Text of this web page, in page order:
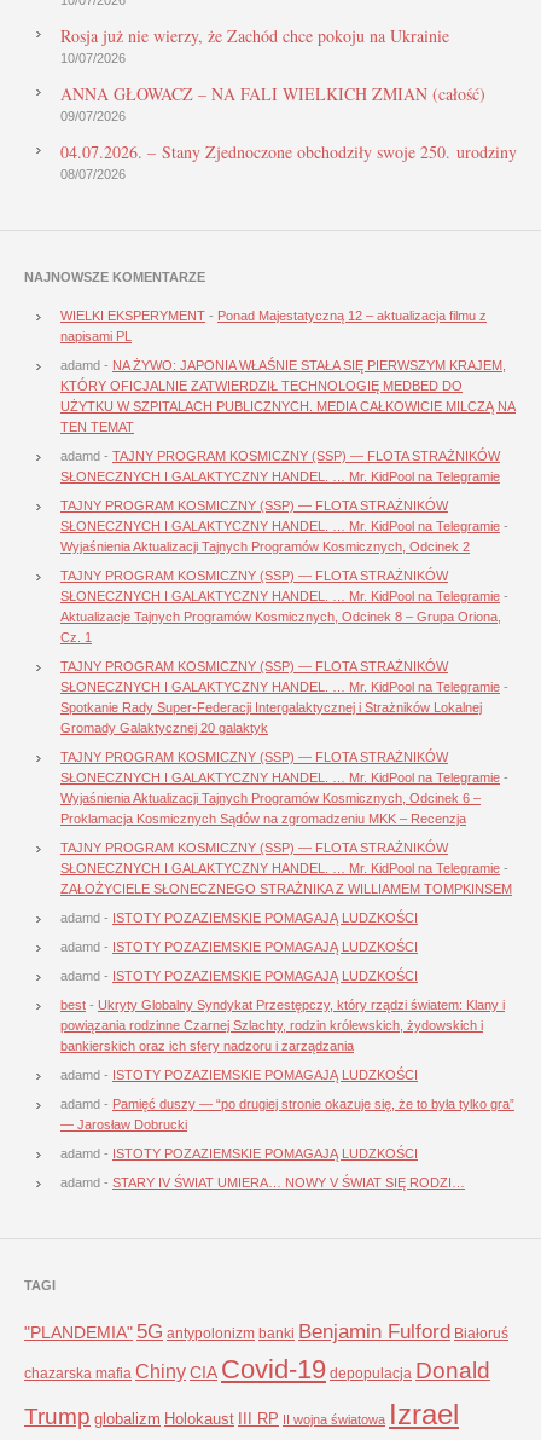
Rosja już nie wierzy, że Zachód chce pokoju na Ukrainie
10/07/2026
ANNA GŁOWACZ – NA FALI WIELKICH ZMIAN (całość)
09/07/2026
04.07.2026. – Stany Zjednoczone obchodziły swoje 250. urodziny
08/07/2026
NAJNOWSZE KOMENTARZE
WIELKI EKSPERYMENT - Ponad Majestatyczną 12 – aktualizacja filmu z
napisami PL
adamd - NA ŻYWO: JAPONIA WŁAŚNIE STAŁA SIĘ PIERWSZYM KRAJEM,
KTÓRY OFICJALNIE ZATWIERDZIŁ TECHNOLOGIĘ MEDBED DO
UŻYTKU W SZPITALACH PUBLICZNYCH. MEDIA CAŁKOWICIE MILCZĄ NA
TEN TEMAT
adamd - TAJNY PROGRAM KOSMICZNY (SSP) — FLOTA STRAŻNIKÓW
SŁONECZNYCH I GALAKTYCZNY HANDEL. … Mr. KidPool na Telegramie
TAJNY PROGRAM KOSMICZNY (SSP) — FLOTA STRAŻNIKÓW
SŁONECZNYCH I GALAKTYCZNY HANDEL. … Mr. KidPool na Telegramie -
Wyjaśnienia Aktualizacji Tajnych Programów Kosmicznych, Odcinek 2
TAJNY PROGRAM KOSMICZNY (SSP) — FLOTA STRAŻNIKÓW
SŁONECZNYCH I GALAKTYCZNY HANDEL. … Mr. KidPool na Telegramie -
Aktualizacje Tajnych Programów Kosmicznych, Odcinek 8 – Grupa Oriona,
Cz. 1
TAJNY PROGRAM KOSMICZNY (SSP) — FLOTA STRAŻNIKÓW
SŁONECZNYCH I GALAKTYCZNY HANDEL. … Mr. KidPool na Telegramie -
Spotkanie Rady Super-Federacji Intergalaktycznej i Strażników Lokalnej
Gromady Galaktycznej 20 galaktyk
TAJNY PROGRAM KOSMICZNY (SSP) — FLOTA STRAŻNIKÓW
SŁONECZNYCH I GALAKTYCZNY HANDEL. … Mr. KidPool na Telegramie -
Wyjaśnienia Aktualizacji Tajnych Programów Kosmicznych, Odcinek 6 –
Proklamacja Kosmicznych Sądów na zgromadzeniu MKK – Recenzja
TAJNY PROGRAM KOSMICZNY (SSP) — FLOTA STRAŻNIKÓW
SŁONECZNYCH I GALAKTYCZNY HANDEL. … Mr. KidPool na Telegramie -
ZAŁOŻYCIELE SŁONECZNEGO STRAŻNIKA Z WILLIAMEM TOMPKINSEM
adamd - ISTOTY POZAZIEMSKIE POMAGAJĄ LUDZKOŚCI
adamd - ISTOTY POZAZIEMSKIE POMAGAJĄ LUDZKOŚCI
adamd - ISTOTY POZAZIEMSKIE POMAGAJĄ LUDZKOŚCI
best - Ukryty Globalny Syndykat Przestępczy, który rządzi światem: Klany i
powiązania rodzinne Czarnej Szlachty, rodzin królewskich, żydowskich i
bankierskich oraz ich sfery nadzoru i zarządzania
adamd - ISTOTY POZAZIEMSKIE POMAGAJĄ LUDZKOŚCI
adamd - Pamięć duszy — “po drugiej stronie okazuje się, że to była tylko gra”
— Jarosław Dobrucki
adamd - ISTOTY POZAZIEMSKIE POMAGAJĄ LUDZKOŚCI
adamd - STARY IV ŚWIAT UMIERA… NOWY V ŚWIAT SIĘ RODZI…
TAGI
"PLANDEMIA" 5G antypolonizm banki Benjamin Fulford Białoruś
chazarska mafia ChinyCIA Covid-19 depopulacja Donald
Trump globalizm Holokaust III RP II wojna światowa Izrael